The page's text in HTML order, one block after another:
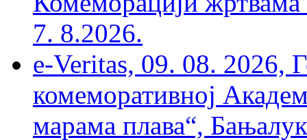
7. 8.2026.
e-Veritas, 09. 08. 2026,
комеморативној
марама плава“,